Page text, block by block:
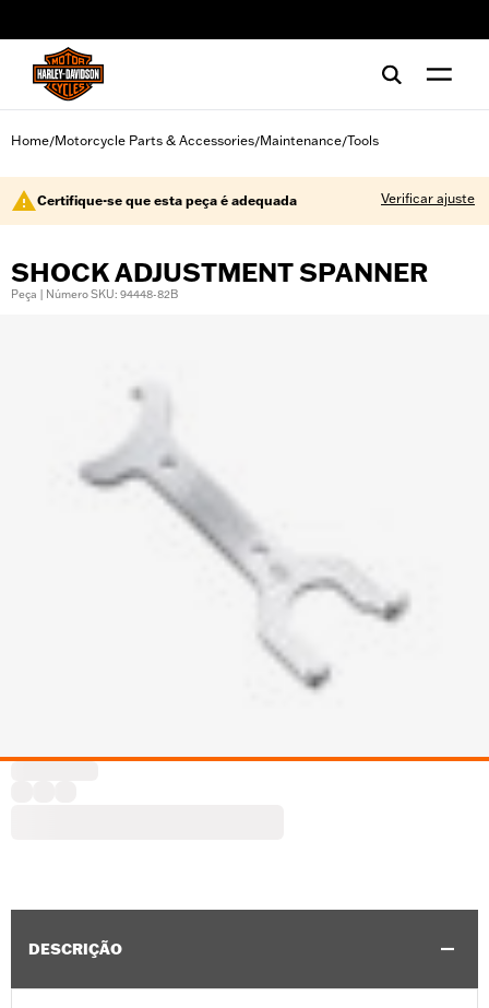
Home/Motorcycle Parts & Accessories/Maintenance/Tools
Certifique-se que esta peça é adequada Verificar ajuste
SHOCK ADJUSTMENT SPANNER
Peça | Número SKU: 94448-82B
DESCRIÇÃO